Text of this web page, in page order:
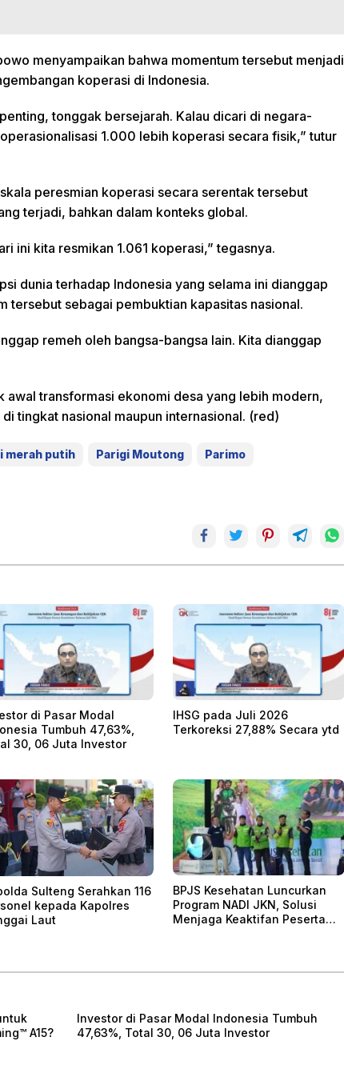
menyampaikan bahwa momentum tersebut menjadi
koperasi di Indonesia.
tonggak bersejarah. Kalau dicari di negara-
1.000 lebih koperasi secara fisik,” tutur
peresmian koperasi secara serentak tersebut
terjadi, bahkan dalam konteks global.
ini kita resmikan 1.061 koperasi,” tegasnya.
dunia terhadap Indonesia yang selama ini dianggap
tersebut sebagai pembuktian kapasitas nasional.
remeh oleh bangsa-bangsa lain. Kita dianggap
awal transformasi ekonomi desa yang lebih modern,
tingkat nasional maupun internasional. (red)
merah putih Parigi Moutong Parimo
di Pasar Modal
Tumbuh 47,63%,
30, 06 Juta Investor
IHSG pada Juli 2026
Terkoreksi 27,88% Secara ytd
Sulteng Serahkan 116
kepada Kapolres
Laut
BPJS Kesehatan Luncurkan
Program NADI JKN, Solusi
Menjaga Keaktifan Peserta
A15?
Investor di Pasar Modal Indonesia Tumbuh
47,63%, Total 30, 06 Juta Investor